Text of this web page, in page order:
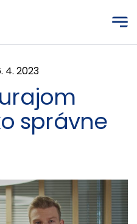
4. 2023
správne